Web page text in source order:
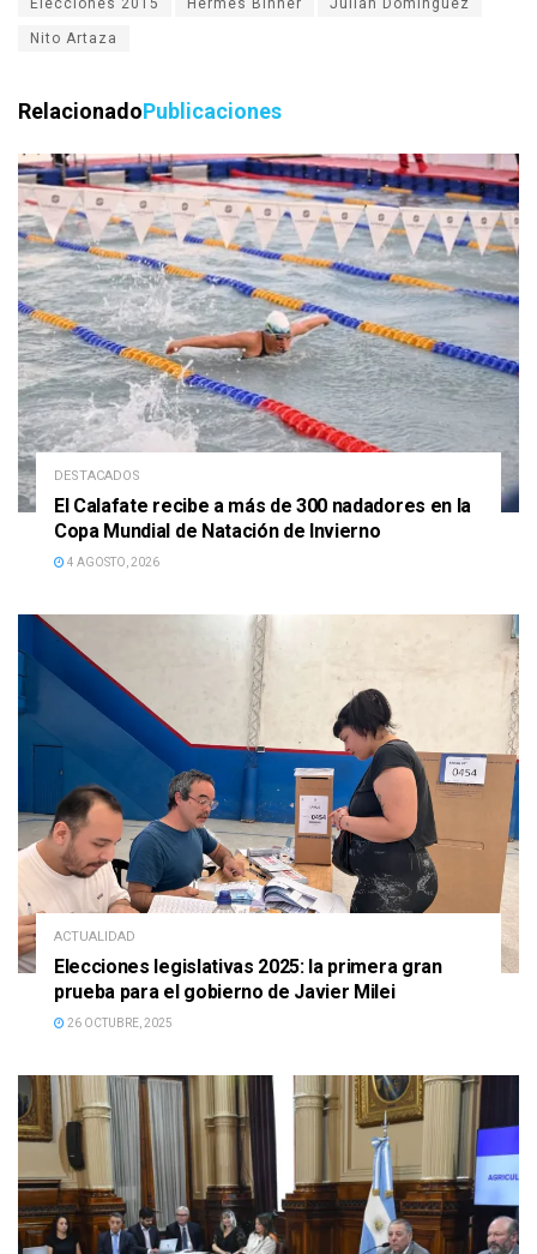
Elecciones 2015 Hermes Binner Julián Dominguez
Nito Artaza
RelacionadoPublicaciones
DESTACADOS
El Calafate recibe a más de 300 nadadores en la
Copa Mundial de Natación de Invierno
4 AGOSTO, 2026
ACTUALIDAD
Elecciones legislativas 2025: la primera gran
prueba para el gobierno de Javier Milei
26 OCTUBRE, 2025